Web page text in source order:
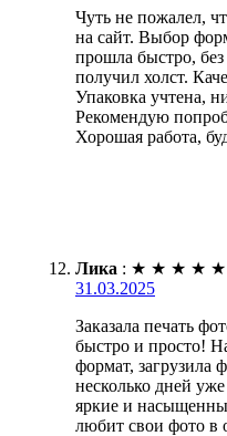
Чуть не пожалел,
на сайт. Выбор
прошла быстро, без
получил холст.
Упаковка учтена,
Рекомендую
Хорошая работа,
Лика : ★ ★ ★ ★ ★
31.03.2025
Заказала печать
быстро и просто!
формат, загрузила
несколько дней
яркие и
любит свои фото в